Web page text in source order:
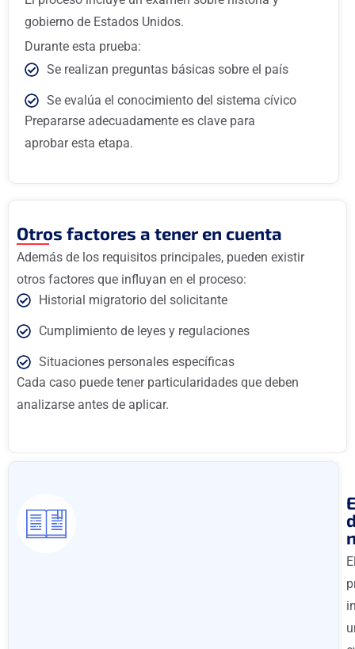
gobierno de Estados Unidos.
Durante esta prueba:
Se realizan preguntas básicas sobre el país
Se evalúa el conocimiento del sistema cívico
Prepararse adecuadamente es clave para
aprobar esta etapa.
Otros factores a tener en cuenta
Además de los requisitos principales, pueden existir
otros factores que influyan en el proceso:
Historial migratorio del solicitante
Cumplimiento de leyes y regulaciones
Situaciones personales específicas
Cada caso puede tener particularidades que deben
analizarse antes de aplicar.